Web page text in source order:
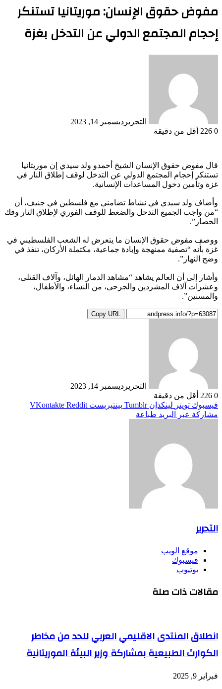
مفوض حقوق الإنسان: موريتانيا تستنكر
إحجام المجتمع الدولي عن التدخل بغزة
التحرير ديسمبر 14, 2023
0
أقل من دقيقة
قال مفوض حقوق الإنسان الشيخ أحمدو ولد سيدي إن موريتانيا
تستنكر إحجام المجتمع الدولي عن التدخل لوقف إطلاق النار في
غزة وتأمين دخول المساعدات الإنسانية.
وأضاف ولد سيدي في نشاط تضامني مع فلسطين في جنيف، أن
“من واجب الجميع التدخل والضغط للوقف الفوري لإطلاق النار وفك
الحصار”.
ووصف مفوض حقوق الإنسان ما يتعرض له الشعب الفلسطيني في
غزة بأنه “تصفية ممنهجة وإبادة جماعية، مكتملة الأركان، تنفذ في
وضح النهار”.
وأشار إلى أن العالم يشاهد “مشاهد الدمار الهائل، وآلاف القتلى،
وعشرات آلاف المشردين والجرحى، من النساء، والأطفال،
والمسنين”.
Copy URL
التحرير ديسمبر 14, 2023
0
أقل من دقيقة
فيسبوك تويتر لينكدإن بينتيريست
مشاركة عبر البريد طباعة
التحرير
موقع الويب
فيسبوك
يوتيوب
مقالات ذات صلة
انطلاق المنتدى الاقليمي العربي للحد من مخاطر
الكوارث الطبيعية بمشاركة وزير البيئة الموريتانية
فبراير 9, 2025